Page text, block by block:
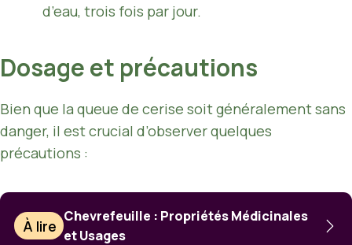
d’eau, trois fois par jour.
Dosage et précautions
Bien que la queue de cerise soit généralement sans
danger, il est crucial d’observer quelques
précautions :
À lire
Chevrefeuille : Propriétés Médicinales
et Usages